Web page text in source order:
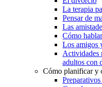
La terapia
Pensar de
Las
Cómo
Los amigos
Actividades
adultos con
Cómo planificar y
Preparativos